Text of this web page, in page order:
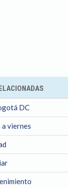
DC
a viernes